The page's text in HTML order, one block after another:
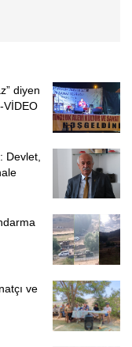
mücadele ettiklerini
tümüyle
güllerini
demeye devam
kazanacağız, biz
yaptı. Açıklama
Çevredeki
destek verdi.
diyen
VİDEO
Devlet,
ve